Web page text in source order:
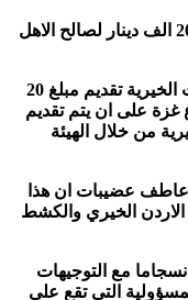
الاتحاد العام للجمعيات الخيرية يتبرع مبلغ 20 الف دينار لصالح الاهل
قررت الهيئة الادارية للاتحاد العام للجمعيات الخيرية تقديم مبلغ 20
غزة على ان يتم تقديم
من خلال الهيئة
عاطف عضيبات ان هذا
الاردن الخيري والكشط
مع التوجيهات
التي تقع على